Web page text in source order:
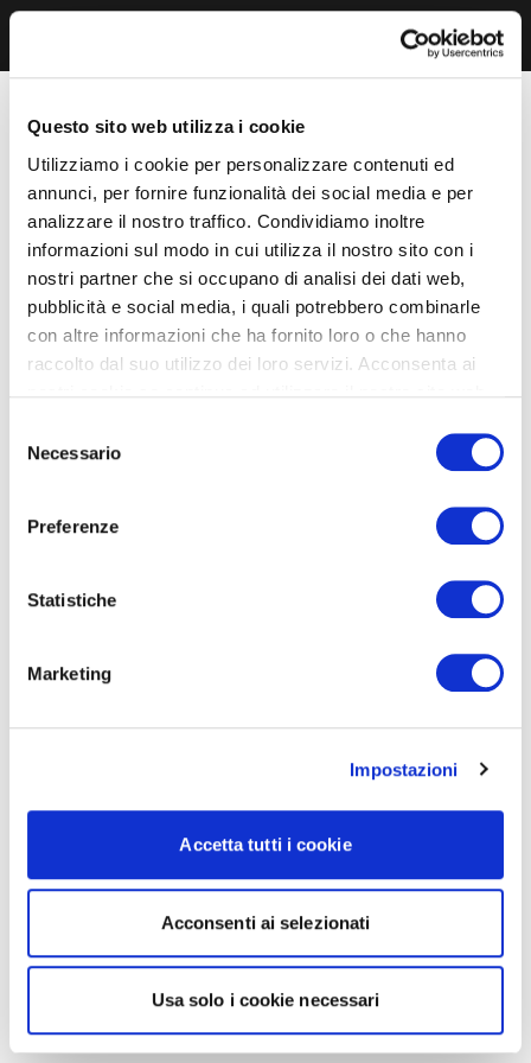
Questo sito web utilizza i cookie
Utilizziamo i cookie per personalizzare contenuti ed
annunci, per fornire funzionalità dei social media e per
analizzare il nostro traffico. Condividiamo inoltre
informazioni sul modo in cui utilizza il nostro sito con i
nostri partner che si occupano di analisi dei dati web,
pubblicità e social media, i quali potrebbero combinarle
con altre informazioni che ha fornito loro o che hanno
raccolto dal suo utilizzo dei loro servizi. Acconsenta ai
delNecessario
Preferenze
Statistiche
Marketing
Impostazioni
Accetta tutti i cookie
Acconsenti ai selezionati
Usa solo i cookie necessari